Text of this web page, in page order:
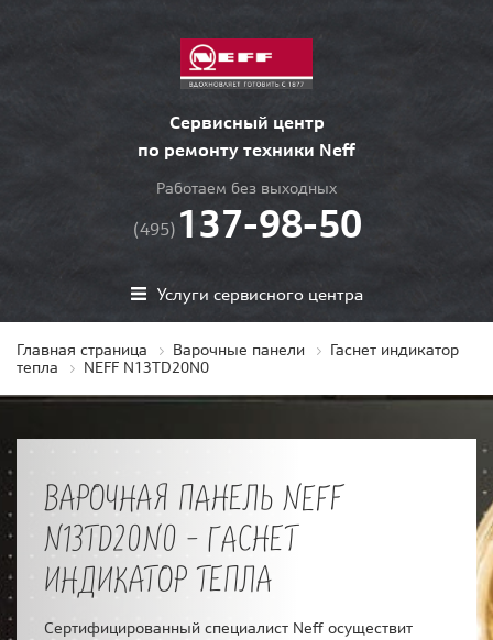
Сервисный центр
по ремонту техники Neff
Работаем без выходных
(495) 137-98-50
Услуги сервисного центра
Главная страница Варочные панели
Гаснет индикатор
тепла
NEFF N13TD20N0
ВАРОЧНАЯ ПАНЕЛЬ NEFF
N13TD20N0 - ГАСНЕТ
ИНДИКАТОР ТЕПЛА
Сертифицированный специалист Neff осуществит